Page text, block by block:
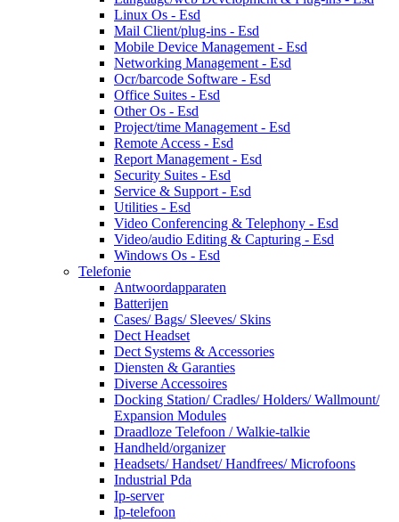
Linux Os - Esd
Mail Client/plug-ins - Esd
Mobile Device Management - Esd
Networking Management - Esd
Ocr/barcode Software - Esd
Office Suites - Esd
Other Os - Esd
Project/time Management - Esd
Remote Access - Esd
Report Management - Esd
Security Suites - Esd
Service & Support - Esd
Utilities - Esd
Video Conferencing & Telephony - Esd
Video/audio Editing & Capturing - Esd
Windows Os - Esd
Telefonie
Antwoordapparaten
Batterijen
Cases/ Bags/ Sleeves/ Skins
Dect Headset
Dect Systems & Accessories
Diensten & Garanties
Diverse Accessoires
Docking Station/ Cradles/ Holders/ Wallmount/
Expansion Modules
Draadloze Telefoon / Walkie-talkie
Handheld/organizer
Headsets/ Handset/ Handfrees/ Microfoons
Industrial Pda
Ip-server
Ip-telefoon